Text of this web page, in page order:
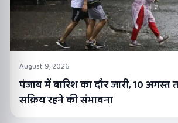
August 9, 2026
पंजाब में बारिश का दौर जारी, 10
सक्रिय रहने की संभावना